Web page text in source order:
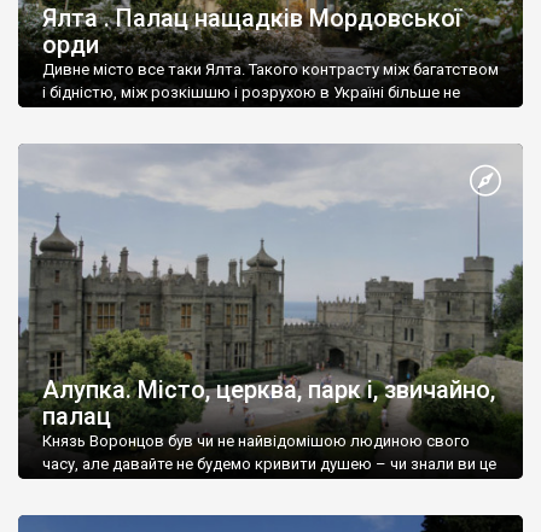
Ялта . Палац нащадків Мордовської
орди
Дивне місто все таки Ялта. Такого контрасту між багатством
і бідністю, між розкішшю і розрухою в Україні більше не
Алупка. Місто, церква, парк і, звичайно,
палац
Князь Воронцов був чи не найвідомішою людиною свого
часу, але давайте не будемо кривити душею – чи знали ви це